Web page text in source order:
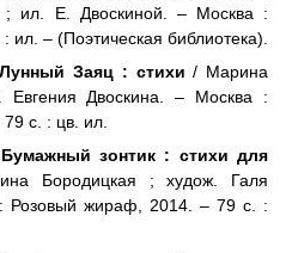
; ил. Е. Двоскиной. – Москва :
ил. – (Поэтическая библиотека).
Заяц : стихи / Марина
Евгения Двоскина. – Москва :
с. : цв. ил.
зонтик : стихи для
Бородицкая ; худож. Галя
Розовый жираф, 2014. – 79 с. :